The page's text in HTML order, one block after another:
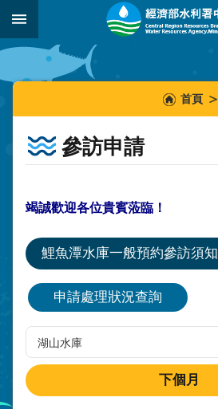
跳到主要內容區塊
:::
_
::::::
首頁
參訪申請
竭誠歡迎各位貴賓蒞臨！
鯉魚潭水庫一般預約參訪須知
申請處理狀況查詢
下個月